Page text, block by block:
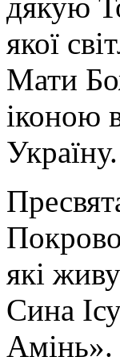
якої
Мати
іконою
Україну.
які
Сина
Амінь».